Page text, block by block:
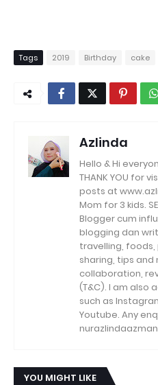
Tags 2019 Birthday cake
Azlinda
Hello & Hi
THANK YOU for
posts at
Mom for 3 kids.
Blogger cum
blogging dan
travelling,
sharing, tips
collaboration,
(T&C). I am also
such as
Youtube. Any
YOU MIGHT LIKE